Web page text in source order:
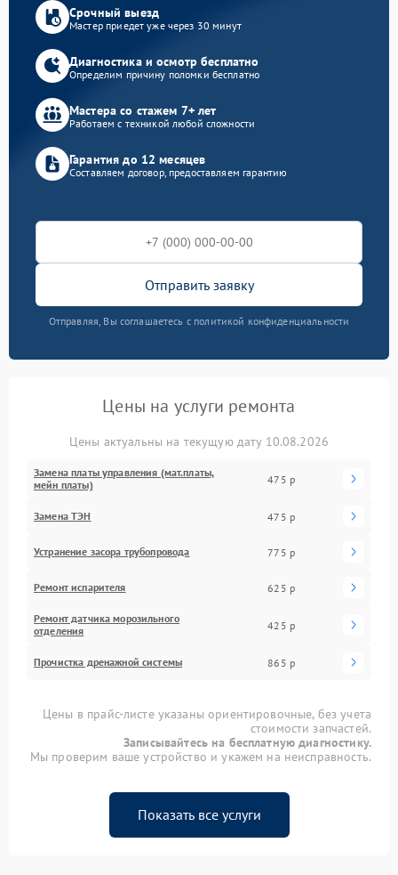
Срочный выезд
Мастер приедет уже через 30 минут
Диагностика и осмотр бесплатно
Определим причину поломки бесплатно
Мастера со стажем 7+ лет
Работаем с техникой любой сложности
Гарантия до 12 месяцев
Составляем договор, предоставляем гарантию
Отправить заявку
Отправляя, Вы соглашаетесь с политикой конфиденциальности
Цены на услуги ремонта
Цены актуальны на текущую дату 10.08.2026
Замена платы управления (мат.платы,
мейн платы)
475 р
Замена ТЭН 475 р
Устранение засора трубопровода 775 р
Ремонт испарителя 625 р
Ремонт датчика морозильного
отделения
425 р
Прочистка дренажной системы 865 р
Цены в прайс-листе указаны ориентировочные, без учета
стоимости запчастей.
Записывайтесь на бесплатную диагностику.
Мы проверим ваше устройство и укажем на неисправность.
Показать все услуги